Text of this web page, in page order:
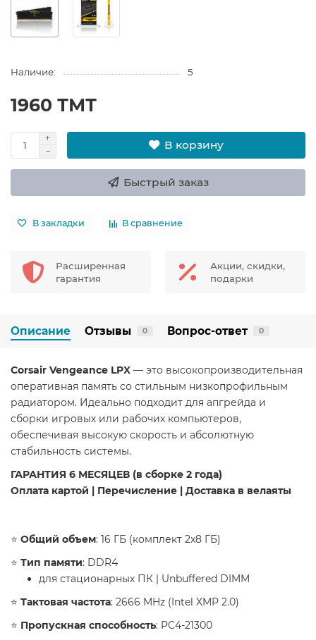
Наличие: 5
1960 ТМТ
В корзину
Быстрый заказ
В закладки В сравнение
Расширенная
гарантия
Акции, скидки,
подарки
Описание Отзывы 0 Вопрос-ответ 0
Corsair Vengeance LPX — это высокопроизводительная
оперативная память со стильным низкопрофильным
радиатором. Идеально подходит для апгрейда и
сборки игровых или рабочих компьютеров,
обеспечивая высокую скорость и абсолютную
стабильность системы.
ГАРАНТИЯ 6 МЕСЯЦЕВ (в сборке 2 года)
Оплата картой | Перечисление | Доставка в велаяты
​⭐️ Общий объем: 16 ГБ (комплект 2x8 ГБ)
⭐️ Тип памяти: DDR4
для стационарных ПК | Unbuffered DIMM
⭐️ Тактовая частота: 2666 MHz (Intel XMP 2.0)
⭐️ Пропускная способность: PC4-21300